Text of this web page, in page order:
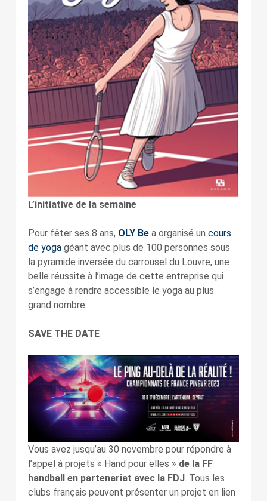
L’initiative de la semaine
Pour fêter ses 8 ans, OLY Bea organisé un cours
de yogagéant avec plus de 100 personnes sous
la pyramide inversée du carrousel du Louvre, une
belle réussite à l’image de cette entreprise qui
s’engage à rendre accessible le yoga au plus
grand nombre.
SAVE THE DATE
Vous avez jusqu’au 30 novembre pour répondre à
l’appel à projets « Hand pour elles » de la FF
handball en partenariat avec la FDJ. Tous les
clubs français peuvent présenter un projet en lien